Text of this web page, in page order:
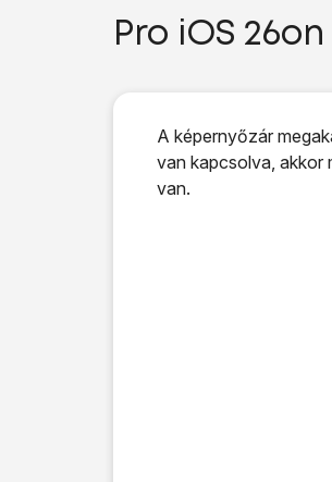
Pro iOS 26on
A képernyőzár
van kapcsolva, akkor
van.